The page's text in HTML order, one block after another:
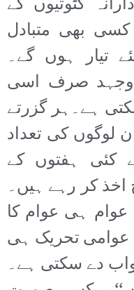
بھی متبادل
تیار ہوں گے۔
صرف اسی
ہے۔ہر گزرتے
لوگوں کی تعداد
کئی ہفتوں کے
کر رہے ہیں۔
ہی عوام کا
عوامی تحریک ہی
دے سکتی ہے۔